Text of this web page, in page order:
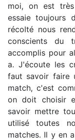
moi, on est très
essaie toujours
récolté nous
conscients du
accomplis pour
a. J'écoute les
faut savoir faire
match, c'est
on doit choisir
savoir mettre
utilisé toutes
matches. Il y en